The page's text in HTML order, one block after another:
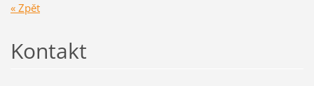
« Zpět
Kontakt